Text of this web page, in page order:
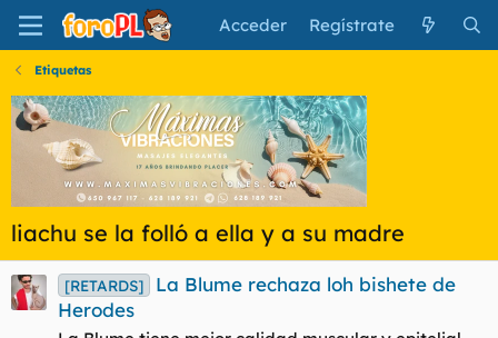
Acceder Regístrate
Etiquetas
liachu se la folló a ella y a su madre
[RETARDS]
La Blume rechaza loh bishete de
Herodes